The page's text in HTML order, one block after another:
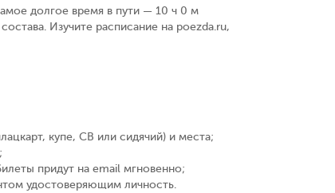
долгое время в пути — 10 ч 0 м
Изучите расписание на poezda.ru,
купе, СВ или сидячий) и места;
;
придут на email мгновенно;
удостоверяющим личность.